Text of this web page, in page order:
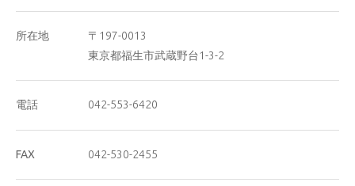
所在地
〒197-0013
東京都福生市武蔵野台1-3-2
電話 042-553-6420
FAX 042-530-2455